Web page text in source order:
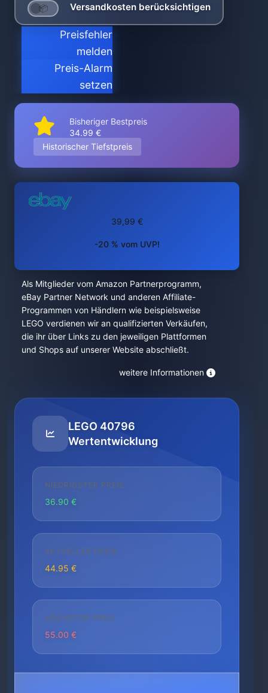
Versandkosten berücksichtigen
Preisfehler
melden
Preis-Alarm
setzen
Bisheriger Bestpreis
34.99 €
Historischer Tiefstpreis
39,99 €
-20 % vom UVP!
Als Mitglieder vom Amazon Partnerprogramm,
eBay Partner Network und anderen Affiliate-
Programmen von Händlern wie beispielsweise
LEGO verdienen wir an qualifizierten Verkäufen,
die ihr über Links zu den jeweiligen Plattformen
und Shops auf unserer Website abschließt.
weitere Informationen
LEGO 40796
Wertentwicklung
NIEDRIGSTER PREIS
36.90 €
AKTUELLER PREIS
44.95 €
HÖCHSTER PREIS
55.00 €